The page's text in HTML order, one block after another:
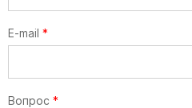
E-mail *
Вопрос *